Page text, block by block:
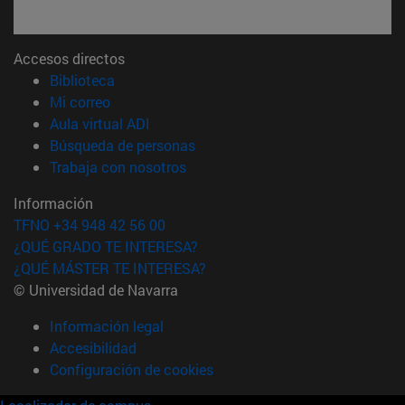
Accesos directos
Biblioteca
Mi correo(abre en nueva ventana)
Aula virtual ADI
Búsqueda de personas(abre en nueva ventana)
Trabaja con nosotros(abre en nueva ventana)
Información
TFNO +34 948 42 56 00
¿QUÉ GRADO TE INTERESA?
¿QUÉ MÁSTER TE INTERESA?
© Universidad de Navarra
Información legal
Accesibilidad
Configuración de cookies